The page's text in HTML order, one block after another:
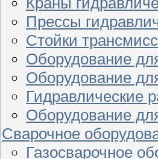
Прессы
Стойки
Оборудование
Оборудование
Гидравлические
Оборудование
Сварочное
Газосварочное